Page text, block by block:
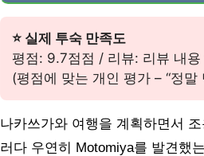
⭐ 실제 투숙 만족도
평점: 9.7점점 / 리뷰: 리뷰 내용
(평점에 맞는 개인 평가 – “정말
나카쓰가와 여행을 계획하면서
러다 우연히 Motomiya를 발견했